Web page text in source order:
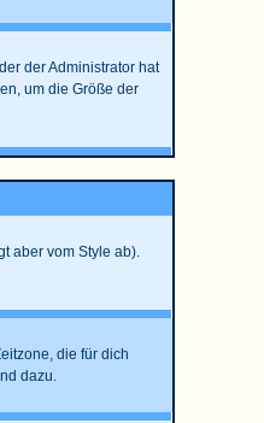
der Administrator hat
um die Größe der
aber vom Style ab).
die für dich
dazu.